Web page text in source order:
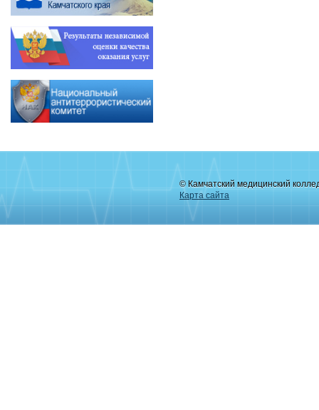
© Камчатский медицинский
Карта сайта